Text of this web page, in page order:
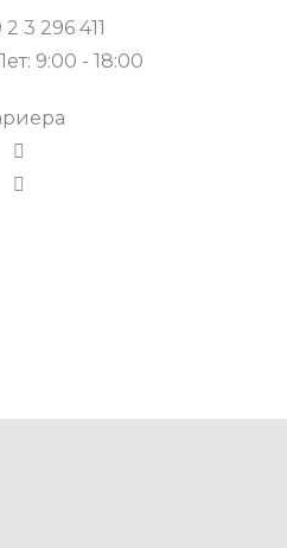
3 296 411
9:00 - 18:00